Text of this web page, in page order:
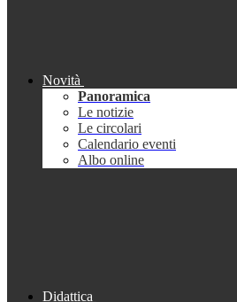
Novità
Panoramica
Le notizie
Le circolari
Calendario eventi
Albo online
Didattica